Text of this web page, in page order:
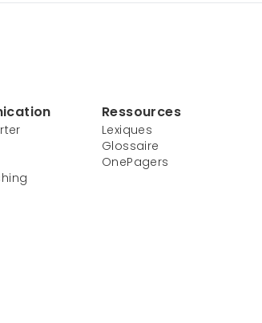
Ressources
Lexiques
Glossaire
OnePagers